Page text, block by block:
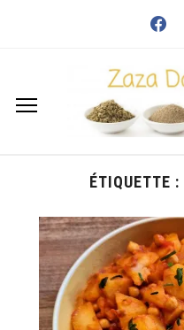
facebook
ÉTIQUETTE :